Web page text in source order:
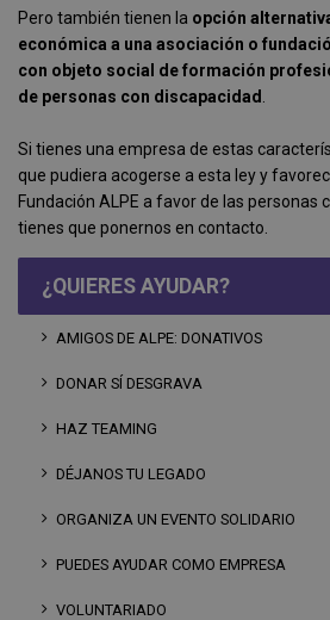
¿QUIERES AYUDAR?
AMIGOS DE ALPE: DONATIVOS
DONAR SÍ DESGRAVA
HAZ TEAMING
DÉJANOS TU LEGADO
ORGANIZA UN EVENTO SOLIDARIO
PUEDES AYUDAR COMO EMPRESA
VOLUNTARIADO
Pero también tienen la opción
económica a una asociación o
con objeto social de formación
de personas con discapacidad
Si tienes una empresa de estas
que pudiera acogerse a esta ley y
Fundación ALPE a favor de las personas
tienes que ponernos en contacto.